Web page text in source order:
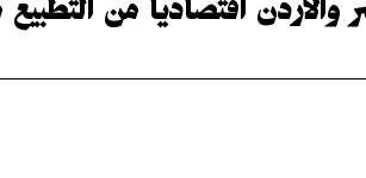
اقتصادياً من التطبيع